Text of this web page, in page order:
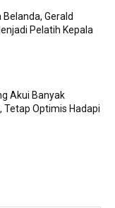
Gerald
Pelatih Kepala
Akui Banyak
Tetap Optimis Hadapi